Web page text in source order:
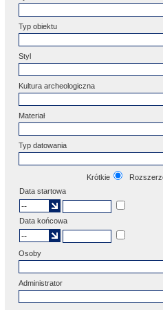
Typ obiektu
Styl
Kultura archeologiczna
Materiał
Typ datowania
Krótkie
Data startowa
Data końcowa
Osoby
Administrator